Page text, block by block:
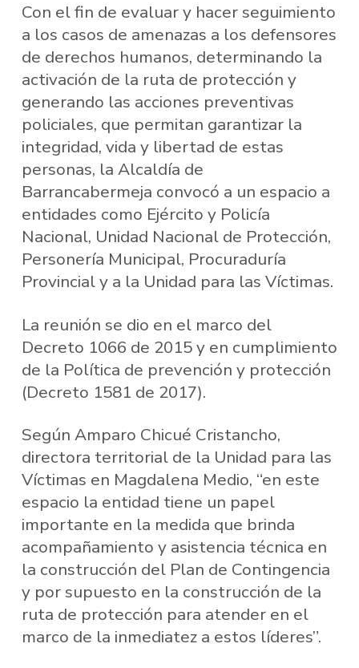
Con el fin de evaluar y hacer seguimiento
a los casos de amenazas a los defensores
de derechos humanos, determinando la
activación de la ruta de protección y
generando las acciones preventivas
policiales, que permitan garantizar la
integridad, vida y libertad de estas
personas, la Alcaldía de
Barrancabermeja convocó a un espacio a
entidades como Ejército y Policía
Nacional, Unidad Nacional de Protección,
Personería Municipal, Procuraduría
Provincial y a la Unidad para las Víctimas.
La reunión se dio en el marco del
Decreto 1066 de 2015 y en cumplimiento
de la Política de prevención y protección
(Decreto 1581 de 2017).
Según Amparo Chicué Cristancho,
directora territorial de la Unidad para las
Víctimas en Magdalena Medio, “en este
espacio la entidad tiene un papel
importante en la medida que brinda
acompañamiento y asistencia técnica en
la construcción del Plan de Contingencia
y por supuesto en la construcción de la
ruta de protección para atender en el
marco de la inmediatez a estos líderes”.